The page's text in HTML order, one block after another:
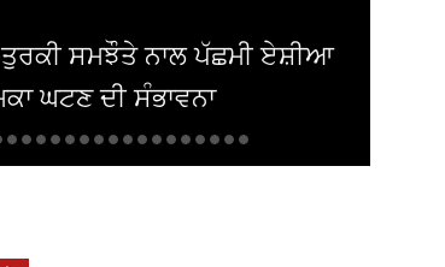
ਤਾਨਾਸ਼ਾਹ ਕਿਮ ਜੋਂਗ ਦੀ ਕੋਈ ਉੱਘ-ਸੁੱਘ
ਸਿਹਤ ਨੂੰ ਲੈ ਕੇ ਅਟਕਲਾਂ ਹੋਈਆ ਤੇਜ਼